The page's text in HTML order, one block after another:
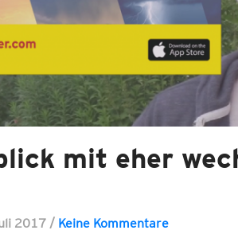
mit eher
2017 / Keine Kommentare